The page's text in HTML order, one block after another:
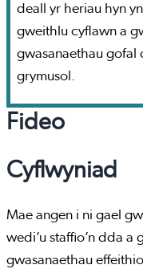
deall yr heriau hyn
gweithlu cyflawn a
gwasanaethau gofal
grymusol.
Fideo
Cyflwyniad
Mae angen i ni gael
wedi’u staffio’n dda
gwasanaethau